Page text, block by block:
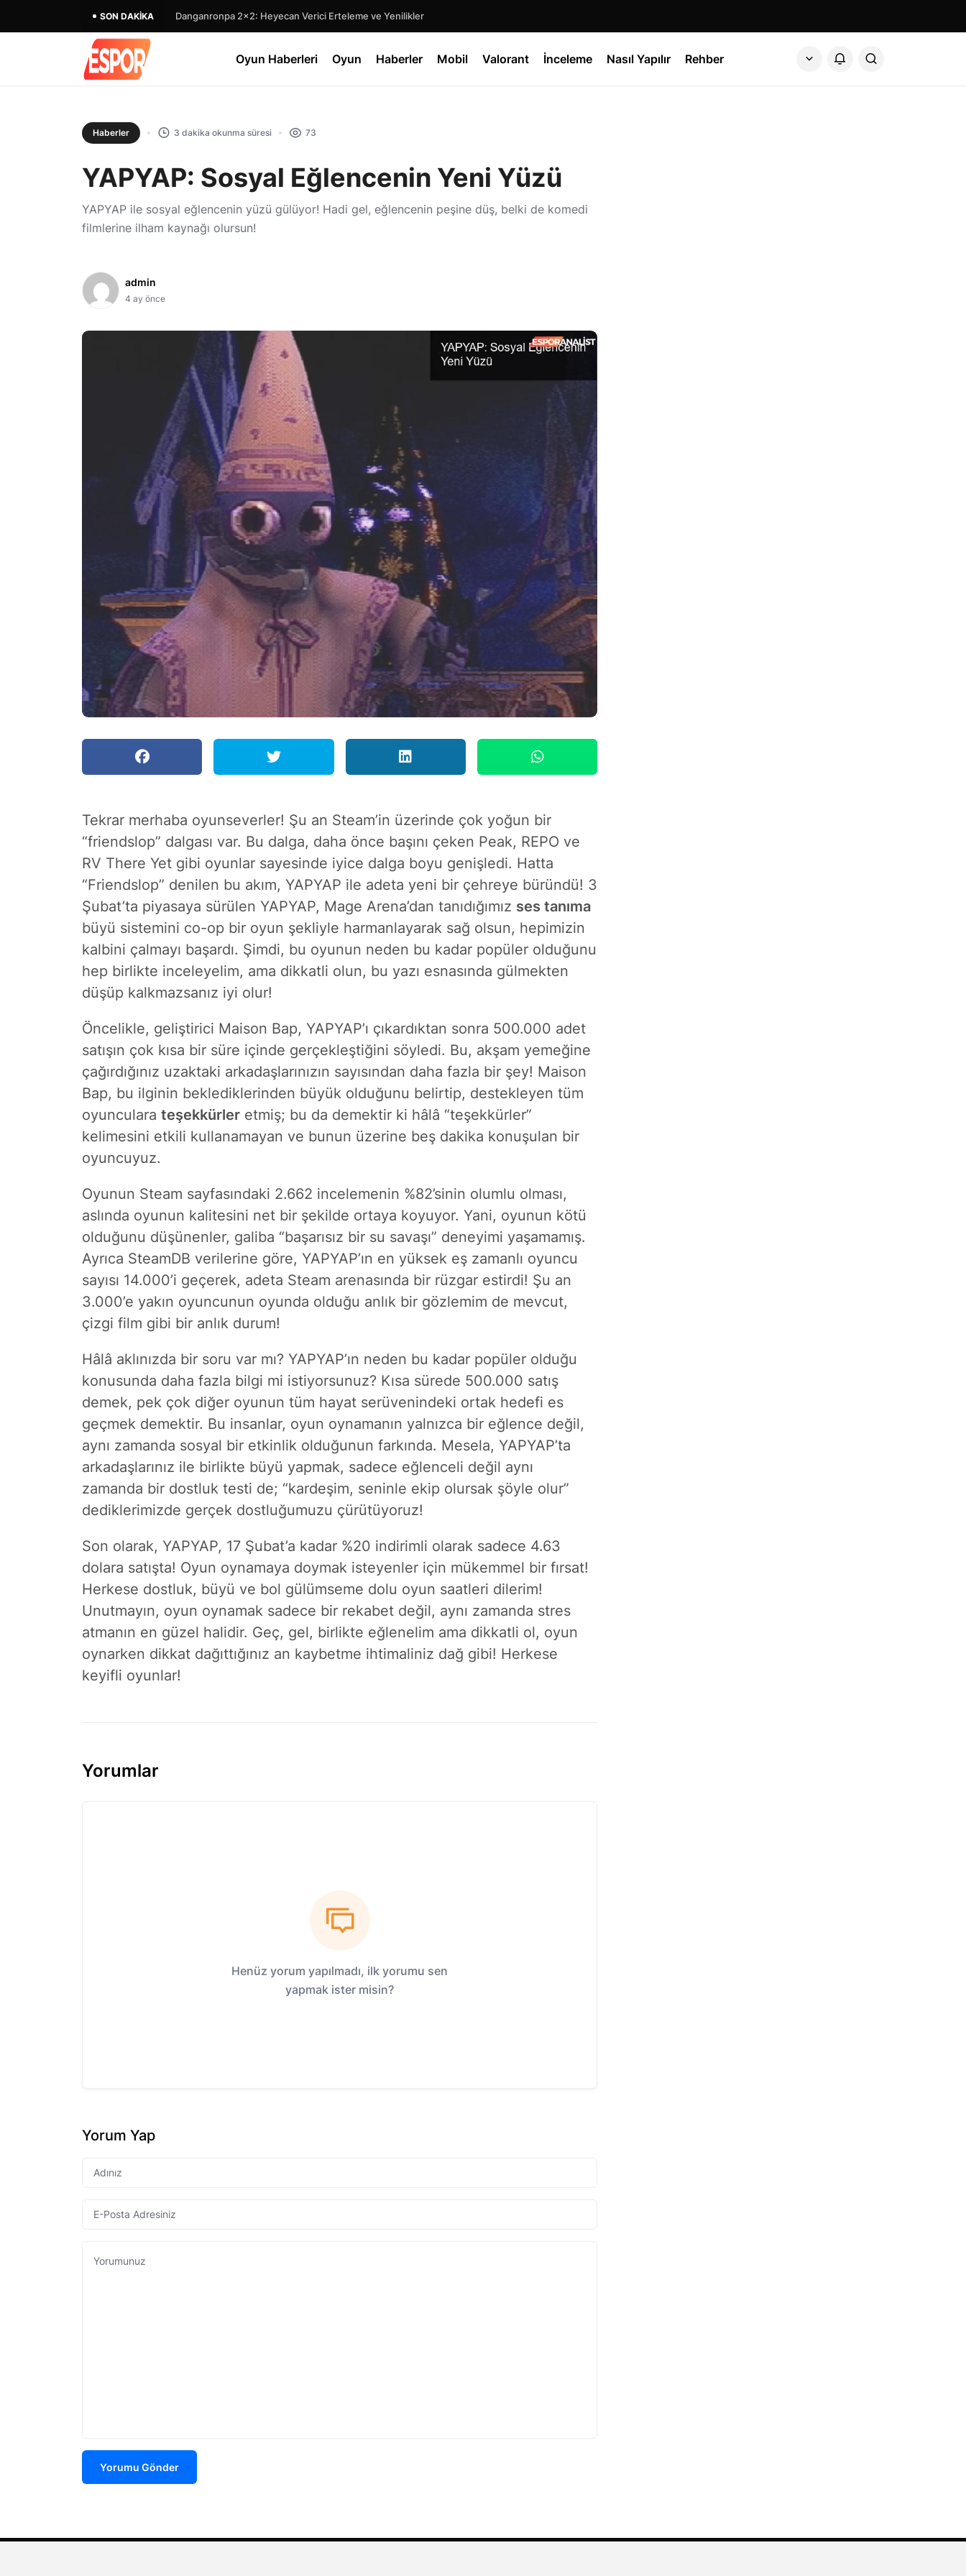
SON DAKIKA Danganronpa 2×2: Heyecan Verici Erteleme ve Yenilikler
Oyun Haberleri Oyun Haberler Mobil Valorant İnceleme Nasıl Yapılır Rehber
Haberler 3 dakika okunma süresi 73
YAPYAP: Sosyal Eğlencenin Yeni Yüzü
YAPYAP ile sosyal eğlencenin yüzü gülüyor! Hadi gel, eğlencenin peşine düş, belki de komedi
filmlerine ilham kaynağı olursun!
admin
4 ay önce
Tekrar merhaba oyunseverler! Şu an Steam’in üzerinde çok yoğun bir
“friendslop” dalgası var. Bu dalga, daha önce başını çeken Peak, REPO ve
RV There Yet gibi oyunlar sayesinde iyice dalga boyu genişledi. Hatta
“Friendslop” denilen bu akım, YAPYAP ile adeta yeni bir çehreye büründü! 3
Şubat’ta piyasaya sürülen YAPYAP, Mage Arena’dan tanıdığımız ses tanıma
büyü sistemini co-op bir oyun şekliyle harmanlayarak sağ olsun, hepimizin
kalbini çalmayı başardı. Şimdi, bu oyunun neden bu kadar popüler olduğunu
hep birlikte inceleyelim, ama dikkatli olun, bu yazı esnasında gülmekten
düşüp kalkmazsanız iyi olur!
Öncelikle, geliştirici Maison Bap, YAPYAP’ı çıkardıktan sonra 500.000 adet
satışın çok kısa bir süre içinde gerçekleştiğini söyledi. Bu, akşam yemeğine
çağırdığınız uzaktaki arkadaşlarınızın sayısından daha fazla bir şey! Maison
Bap, bu ilginin beklediklerinden büyük olduğunu belirtip, destekleyen tüm
oyunculara teşekkürler etmiş; bu da demektir ki hâlâ “teşekkürler”
kelimesini etkili kullanamayan ve bunun üzerine beş dakika konuşulan bir
oyuncuyuz.
Oyunun Steam sayfasındaki 2.662 incelemenin %82’sinin olumlu olması,
aslında oyunun kalitesini net bir şekilde ortaya koyuyor. Yani, oyunun kötü
olduğunu düşünenler, galiba “başarısız bir su savaşı” deneyimi yaşamamış.
Ayrıca SteamDB verilerine göre, YAPYAP’ın en yüksek eş zamanlı oyuncu
sayısı 14.000’i geçerek, adeta Steam arenasında bir rüzgar estirdi! Şu an
3.000’e yakın oyuncunun oyunda olduğu anlık bir gözlemim de mevcut,
çizgi film gibi bir anlık durum!
Hâlâ aklınızda bir soru var mı? YAPYAP’ın neden bu kadar popüler olduğu
konusunda daha fazla bilgi mi istiyorsunuz? Kısa sürede 500.000 satış
demek, pek çok diğer oyunun tüm hayat serüvenindeki ortak hedefi es
geçmek demektir. Bu insanlar, oyun oynamanın yalnızca bir eğlence değil,
aynı zamanda sosyal bir etkinlik olduğunun farkında. Mesela, YAPYAP’ta
arkadaşlarınız ile birlikte büyü yapmak, sadece eğlenceli değil aynı
zamanda bir dostluk testi de; “kardeşim, seninle ekip olursak şöyle olur”
dediklerimizde gerçek dostluğumuzu çürütüyoruz!
Son olarak, YAPYAP, 17 Şubat’a kadar %20 indirimli olarak sadece 4.63
dolara satışta! Oyun oynamaya doymak isteyenler için mükemmel bir fırsat!
Herkese dostluk, büyü ve bol gülümseme dolu oyun saatleri dilerim!
Unutmayın, oyun oynamak sadece bir rekabet değil, aynı zamanda stres
atmanın en güzel halidir. Geç, gel, birlikte eğlenelim ama dikkatli ol, oyun
oynarken dikkat dağıttığınız an kaybetme ihtimaliniz dağ gibi! Herkese
keyifli oyunlar!
Yorumlar
Henüz yorum yapılmadı, ilk yorumu sen
yapmak ister misin?
Yorum Yap
Yorumu Gönder